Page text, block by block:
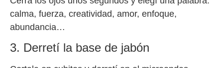
calma, fuerza, creatividad, amor, enfoque,
abundancia…
3. Derretí la base de jabón